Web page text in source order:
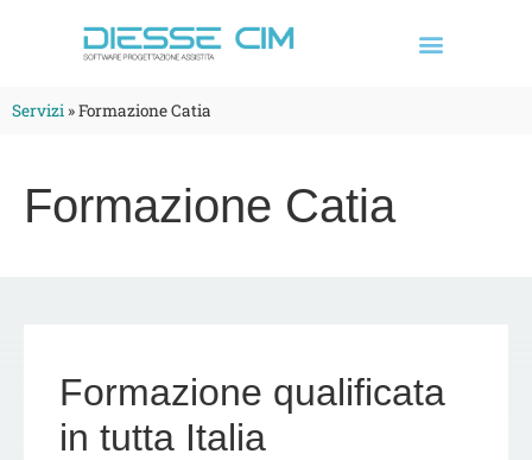
Servizi »Formazione Catia
Formazione Catia
Formazione qualificata
in tutta Italia